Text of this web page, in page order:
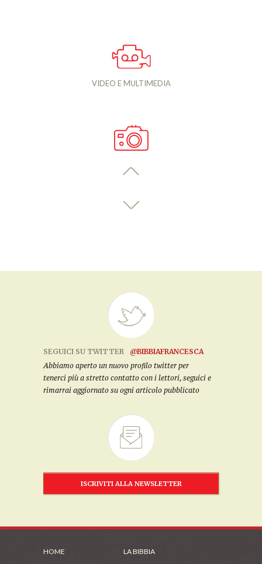
VIDEO E MULTIMEDIA
SEGUICI SU TWITTER
@BIBBIAFRANCESCA
Abbiamo aperto un nuovo profilo twitter per
tenerci più a stretto contatto con i lettori, seguici e
rimarrai aggiornato su ogni articolo pubblicato
ISCRIVITI ALLA NEWSLETTER
HOME
LA BIBBIA